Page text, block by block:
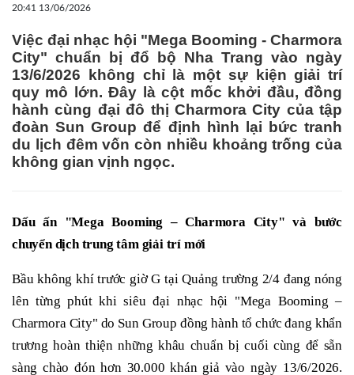
20:41 13/06/2026
Việc đại nhạc hội "Mega Booming - Charmora
City" chuẩn bị đổ bộ Nha Trang vào ngày
13/6/2026 không chỉ là một sự kiện giải trí
quy mô lớn. Đây là cột mốc khởi đầu, đồng
hành cùng đại đô thị Charmora City của tập
đoàn Sun Group để định hình lại bức tranh
du lịch đêm vốn còn nhiều khoảng trống của
không gian vịnh ngọc.
Dấu ấn "Mega Booming – Charmora City" và bước
chuyển dịch trung tâm giải trí mới
Bầu không khí trước giờ G tại Quảng trường 2/4 đang nóng
lên từng phút khi siêu đại nhạc hội "Mega Booming –
Charmora City" do Sun Group đồng hành tổ chức đang khẩn
trương hoàn thiện những khâu chuẩn bị cuối cùng để sẵn
sàng chào đón hơn 30.000 khán giả vào ngày 13/6/2026.